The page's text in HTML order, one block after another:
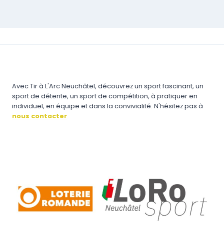
Avec Tir à L'Arc Neuchâtel, découvrez un sport fascinant, un
sport de détente, un sport de compétition, à pratiquer en
individuel, en équipe et dans la convivialité. N'hésitez pas à
nous contacter.